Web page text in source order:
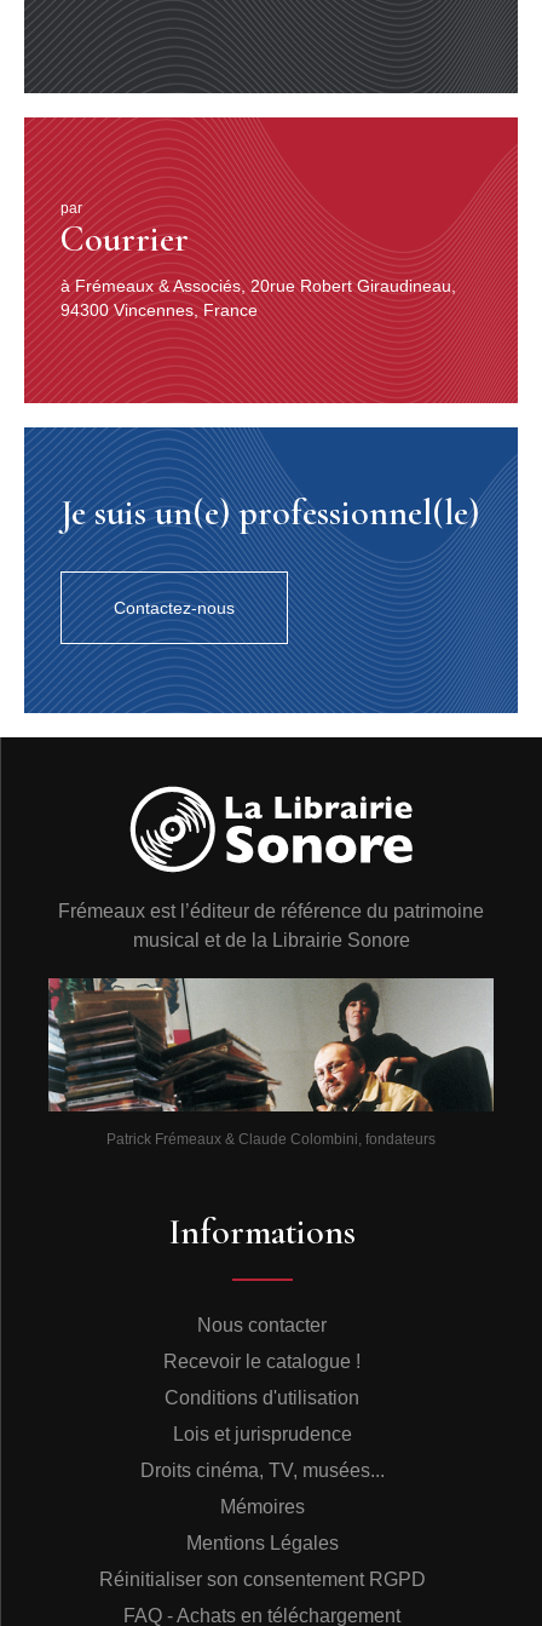
par
Courrier
à Frémeaux & Associés, 20rue Robert Giraudineau,
94300 Vincennes, France
Je suis un(e) professionnel(le)
Contactez-nous
Frémeaux est l’éditeur de référence du patrimoine
musical et de la Librairie Sonore
Patrick Frémeaux & Claude Colombini, fondateurs
Informations
Nous contacter
Recevoir le catalogue !
Conditions d'utilisation
Lois et jurisprudence
Droits cinéma, TV, musées...
Mémoires
Mentions Légales
Réinitialiser son consentement RGPD
FAQ - Achats en téléchargement